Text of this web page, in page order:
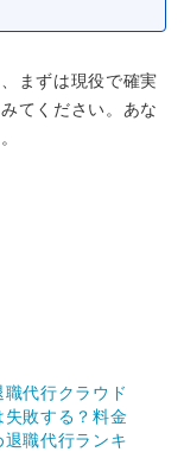
まずは現役で確実
てください。あな
職代行クラウド
失敗する？料金
職代行ランキ